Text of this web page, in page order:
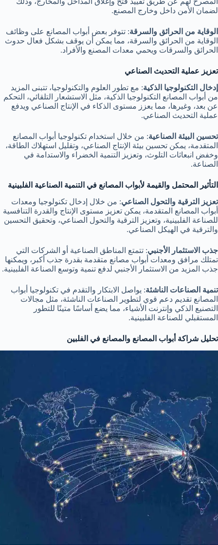
لضمان الأمن داخل وخارج المصنع.
الوقاية من الحرائق والسرقة: تتوفر بعض أبواب المصانع على وظائف
الوقاية من الحرائق والسرقة، مما يمكن أن يوقف بشكل فعال حدوث
الحرائق والسرقات ويحمي معدات المصنع والأفراد.
تعزيز عملية التحديث الصناعي
إدخال التكنولوجيا الذكية: مع تطور العلوم والتكنولوجيا، تتبنى المزيد
من أبواب المصانع التكنولوجيا الذكية، مثل الاستشعار التلقائي، التحكم
عن بعد، وغيرها، مما يعزز مستوى الذكاء في الإنتاج الصناعي ويدفع
عملية التحديث الصناعي.
تحسين البيئة الصناعية: من خلال استخدام تكنولوجيا أبواب المصانع
المتقدمة، يمكن تحسين بيئة الإنتاج الصناعي، وتقليل استهلاك الطاقة،
وخفض انبعاثات التلوث، وتعزيز التنمية الخضراء والاستدامة في
الصناعة.
التأثير المحتمل والقيمة لأبواب المصانع في التنمية الصناعية الفلبينية
تعزيز الترقية والتحول الصناعي: من خلال إدخال تكنولوجيا ومعدات
أبواب المصانع المتقدمة، يمكن تعزيز مستوى الإنتاج والقدرة التنافسية
للصناعة الفلبينية، وتعزيز الترقية والتحول الصناعي، وتحقيق التحسين
والترقية في الهيكل الصناعي.
جذب الاستثمار الأجنبي: تتمتع المناطق الصناعية أو الشركات التي
تمتلك مرافق ومعدات أبواب مصانع متقدمة بقدرة جذب أكبر، ويمكنها
جذب المزيد من الاستثمار الأجنبي لدفع تنمية وتوسع الصناعة الفلبينية.
تنمية الصناعات الناشئة: يواصل الابتكار والتقدم في تكنولوجيا أبواب
المصانع تقديم دعم قوي لتطوير الصناعات الناشئة، مثل مجالات
التصنيع الذكي وإنترنت الأشياء، مما يضع أساسًا متينًا للتطور
المستقبلي للصناعة الفلبينية.
تحليل شراكة أبواب المصانع والمصانع في الفلبين